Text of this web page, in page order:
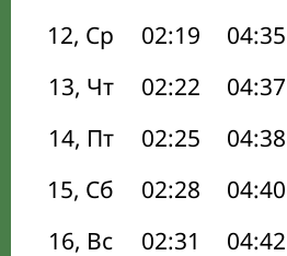
12, Ср
02:19 04:35
13, Чт
02:22 04:37
14, Пт
02:25 04:38
15, Сб
02:28 04:40
16, Вс
02:31 04:42